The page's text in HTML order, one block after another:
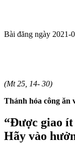
Bài đăng ngày 2021-
(Mt 25, 14- 30)
Thánh hóa công ăn
“Ðược giao
Hãy vào